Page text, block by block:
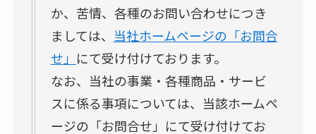
か、苦情、各種のお問い合わせにつき
ましては、 当社ホームページの「お問合
せ」 にて受け付けております。
なお、当社の事業・各種商品・サービ
スに係る事項については、当該ホームペ
ージの「お問合せ」にて受け付けてお